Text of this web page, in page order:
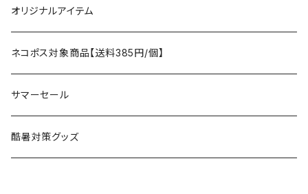
AS2OV
AXESQUIN
Ballistics
BEDROCK SANDALS
ストレージ
パッキングアクセサリー
スリーピングギア
クッキングギア
タープ
寝袋
マット
テーブル、チェア
テーブル
チェア
ランタン、ライト
燃料ランタン
LEDライト
焚火台／薪ストーブ
焚火台
暖房器具
ボトムス
アンダーウェア
ハンドウェア
ヘッドギア
遊び
フィッシング
ラジコン
ケア用品
雑貨
アウトレット
オリジナルアイテム
ネコポス対象商品【送料385円/個】
サマーセール
酷暑対策グッズ